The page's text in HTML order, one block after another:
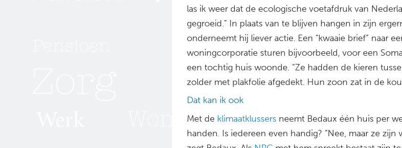
las ik weer dat de ecologische voetafdruk van
gegroeid.” In plaats van te blijven hangen in zijn
onderneemt hij liever actie. Een “kwaaie brief” naar
woningcorporatie sturen bijvoorbeeld, voor een
een tochtig huis woonde. “Ze hadden de kieren
zolder met plakfolie afgedekt. Hun zoon zat in de
Dat kan ik ook
Met de klimaatklussers neemt Bedaux één huis per
handen. Is iedereen even handig? “Nee, maar ze zijn